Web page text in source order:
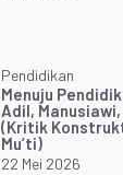
Pendidikan
Menuju
Adil,
(Kritik
Mu’ti)
22 Mei 2026